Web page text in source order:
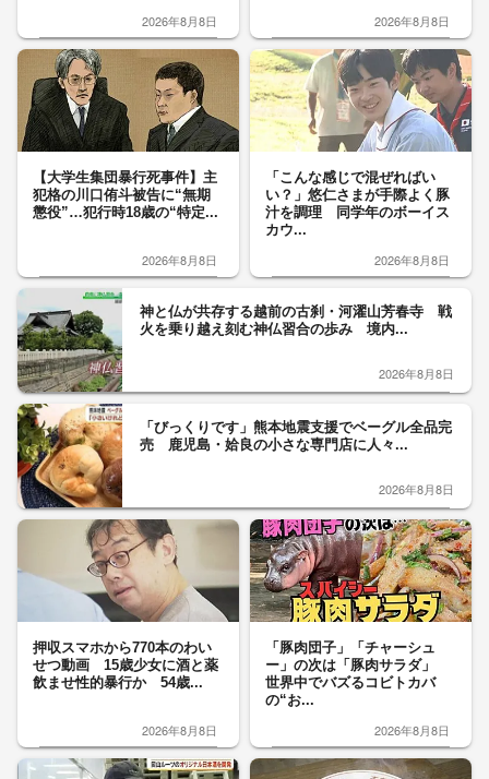
2026年8月8日 2026年8月8日
【大学生集団暴行死事件】主
犯格の川口侑斗被告に“無期
懲役”…犯行時18歳の“特定...
2026年8月8日
「こんな感じで混ぜればい
い？」悠仁さまが手際よく豚
汁を調理 同学年のボーイス
カウ...
2026年8月8日
神と仏が共存する越前の古刹・河濯山芳春寺 戦
火を乗り越え刻む神仏習合の歩み 境内...
2026年8月8日
「びっくりです」熊本地震支援でベーグル全品完
売 鹿児島・姶良の小さな専門店に人々...
2026年8月8日
押収スマホから770本のわい
せつ動画 15歳少女に酒と薬
飲ませ性的暴行か 54歳...
2026年8月8日
「豚肉団子」「チャーシュ
ー」の次は「豚肉サラダ」
世界中でバズるコビトカバ
の“お...
2026年8月8日